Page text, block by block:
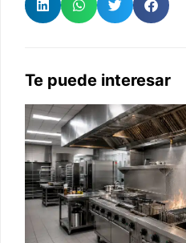
Te puede interesar